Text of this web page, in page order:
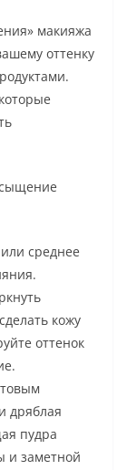
макияжа
оттенку
среднее
кожу
оттенок
дряблая
пудра
и заметной